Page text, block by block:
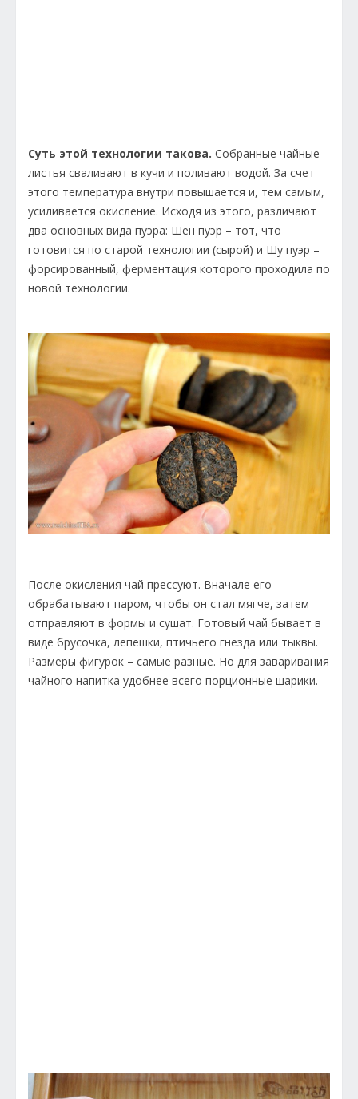
Суть этой технологии такова. Собранные чайные
листья сваливают в кучи и поливают водой. За счет
этого температура внутри повышается и, тем самым,
усиливается окисление. Исходя из этого, различают
два основных вида пуэра: Шен пуэр – тот, что
готовится по старой технологии (сырой) и Шу пуэр –
форсированный, ферментация которого проходила по
новой технологии.
После окисления чай прессуют. Вначале его
обрабатывают паром, чтобы он стал мягче, затем
отправляют в формы и сушат. Готовый чай бывает в
виде брусочка, лепешки, птичьего гнезда или тыквы.
Размеры фигурок – самые разные. Но для заваривания
чайного напитка удобнее всего порционные шарики.